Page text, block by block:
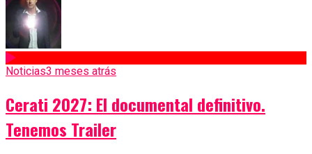
Noticias3 meses atrás
Cerati 2027: El documental definitivo.
Tenemos Trailer